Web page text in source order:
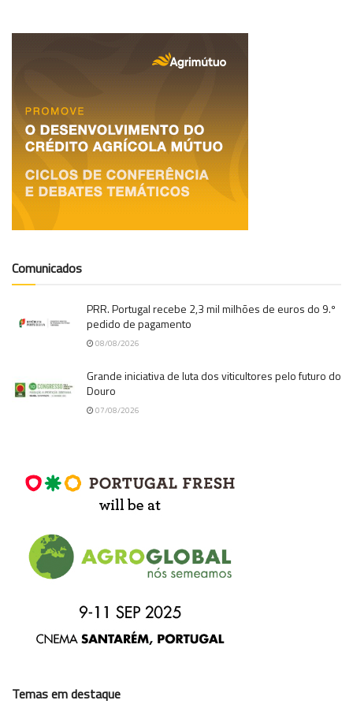
Comunicados
PRR. Portugal recebe 2,3 mil milhões de euros do 9.º
pedido de pagamento
08/08/2026
Grande iniciativa de luta dos viticultores pelo futuro do
Douro
07/08/2026
Temas em destaque